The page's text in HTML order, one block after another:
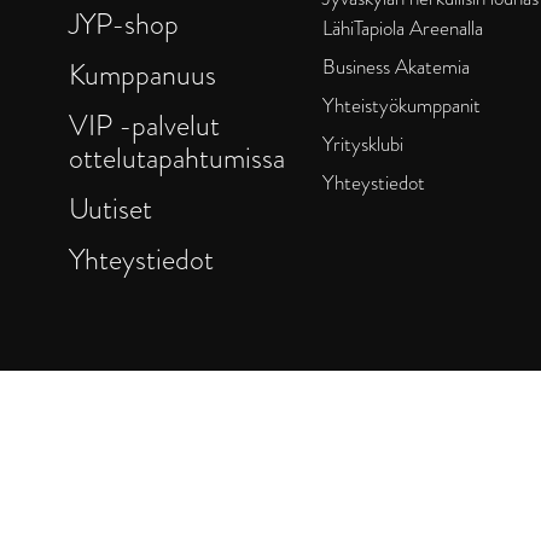
JYP-shop
Kumppanuus
VIP -palvelut
ottelutapahtumissa
Uutiset
Yhteystiedot
LähiTapiola Areenalla
Business Akatemia
Yhteistyökumppanit
Yritysklubi
Yhteystiedot